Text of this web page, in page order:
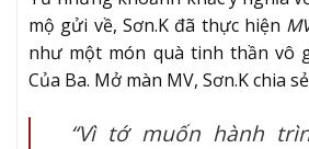
mộ gửi về, Sơn.K đã thực hiện
như một món quà tinh thần vô
Của Ba. Mở màn MV, Sơn.K chia
“Vì tớ muốn hành